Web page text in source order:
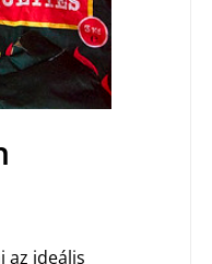
az ideális